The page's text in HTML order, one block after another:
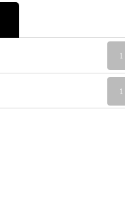
1
1